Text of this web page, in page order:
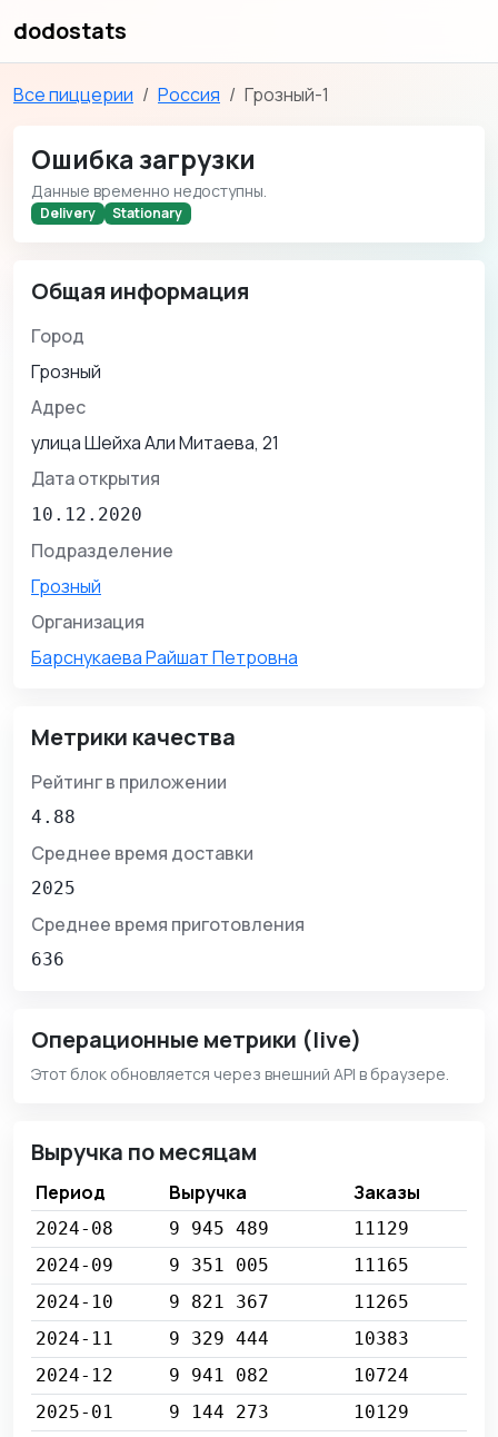
dodostats
Все пиццерии Россия Грозный-1
Ошибка загрузки
Данные временно недоступны.
Delivery Stationary
Общая информация
Город
Грозный
Адрес
улица Шейха Али Митаева, 21
Дата открытия
10.12.2020
Подразделение
Грозный
Организация
Барснукаева Райшат Петровна
Метрики качества
Рейтинг в приложении
4.88
Среднее время доставки
2025
Среднее время приготовления
636
Операционные метрики (live)
Этот блок обновляется через внешний API в браузере.
Выручка по месяцам
Период Выручка Заказы
2024-08 9 945 489
11129
2024-09
9 351 005
11165
2024-10
9 821 367
11265
2024-11
9 329 444
10383
2024-12
9 941 082
10724
2025-01
9 144 273
10129